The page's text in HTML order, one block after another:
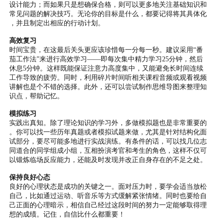
设计能力；而如果只是想确保合格，则可以更多地关注基础知识和
常见问题的解决技巧。无论你的目标是什么，都要记得将其具体化
，并且制定出相应的行动计划。
高效复习
时间宝贵，在这最后关头更应该珍惜每一分每一秒。建议采用“番
茄工作法”来进行高效学习——即每次集中精力学习25分钟，然后
休息5分钟。这样既能保证注意力高度集中，又能避免长时间连续
工作导致的疲劳。同时，利用碎片时间听相关课程音频或观看视频
讲解也是个不错的选择。此外，还可以尝试制作思维导图来整理知
识点，帮助记忆。
模拟练习
实践出真知。除了理论知识的学习外，多做模拟题也是非常重要的
。你可以找一些历年真题或者模拟试题来做，尤其是针对结构化面
试部分，要尽可能多地进行实战演练。有条件的话，可以找几位志
同道合的同学组成小组，互相扮演考官和考生的角色，这样不仅可
以锻炼临场反应能力，还能及时发现并改正自身存在的不足之处。
保持良好心态
良好的心理状态是成功的关键之一。面对压力时，要学会适当放松
自己，比如通过运动、听音乐等方式缓解紧张情绪。同时也要给自
己正面的心理暗示，相信自己经过这段时间的努力一定能够取得理
想的成绩。记住，自信比什么都重要！